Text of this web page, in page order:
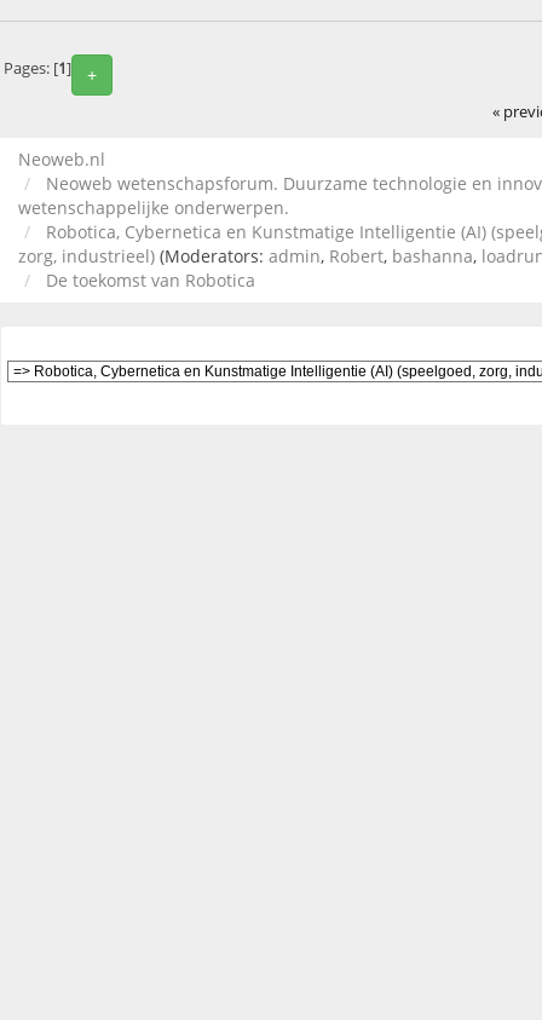
+
Pages: [1]
«
Neoweb.nl
Neoweb wetenschapsforum. Duurzame technologie en
wetenschappelijke onderwerpen.
Robotica, Cybernetica en Kunstmatige Intelligentie (AI)
zorg, industrieel) (Moderators: admin, Robert, bashanna,
De toekomst van Robotica